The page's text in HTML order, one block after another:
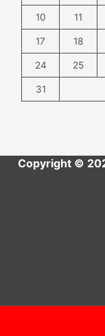
10 11
17 18
24 25
31
Copyright ©